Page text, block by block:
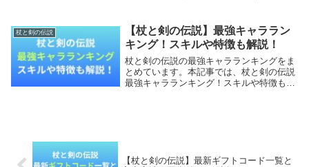
フトコード一覧と入力方法を画像付きで解
説してい...
杖と剣の伝説
【杖と剣の伝説】最強キャララン
キング！スキルや特徴も解説！
杖と剣の伝説の最強キャラランキングをま
とめています。本記事では、杖と剣の伝説
最強キャラランキング！スキルや特徴も詳
【杖と剣の伝説】最新ギフトコード一覧と